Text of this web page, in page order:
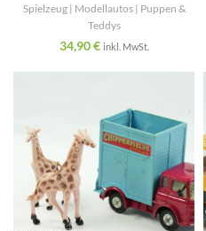
Spielzeug | Modellautos | Puppen &
Teddys
34,90€ inkl. MwSt.